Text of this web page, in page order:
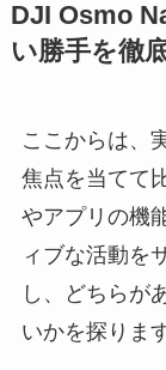
DJI Osmo
い勝手を徹
ここからは、
焦点を当てて
やアプリの機
ィブな活動を
し、どちらが
いかを探ります